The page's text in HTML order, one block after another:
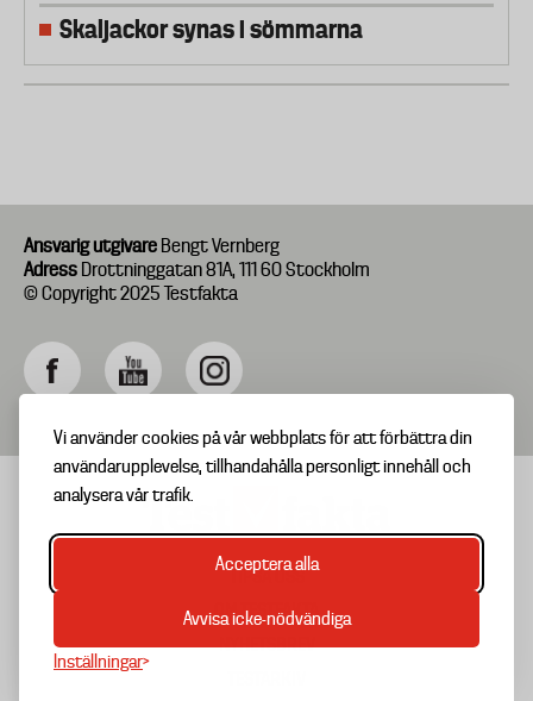
Vi använder cookies på vår webbplats för att förbättra din
användarupplevelse, tillhandahålla personligt innehåll och
analysera vår trafik.
Acceptera alla
Avvisa icke-nödvändiga
Inställningar
Skaljackor synas i sömmarna
Ansvarig utgivare Bengt Vernberg
Adress Drottninggatan 81A, 111 60 Stockholm
© Copyright 2025 Testfakta
Footer
menu
TIPSA OSS
OM TESTFAKTA
NYHETSBREV